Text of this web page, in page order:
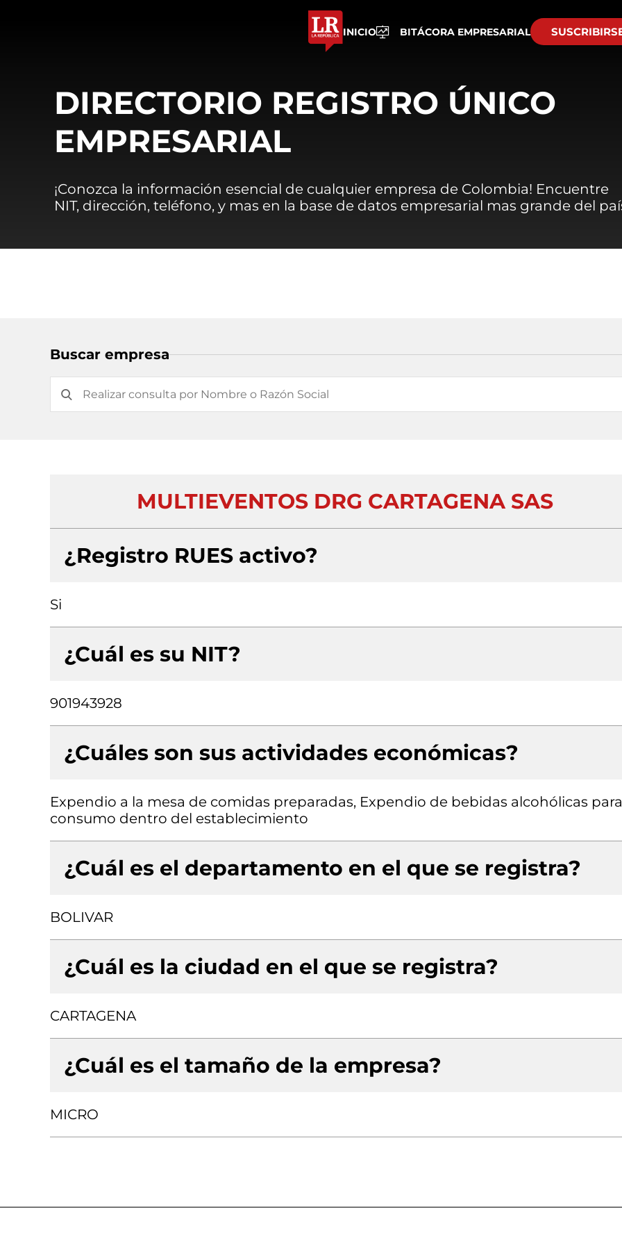
INICIO BITÁCORA EMPRESARIAL
DIRECTORIO REGISTRO ÚNICO
EMPRESARIAL
¡Conozca la información esencial de cualquier empresa de Colombia! Encuentre
NIT, dirección, teléfono, y mas en la base de datos empresarial mas grande del
Buscar empresa
MULTIEVENTOS DRG CARTAGENA SAS
¿Registro RUES activo?
Si
¿Cuál es su NIT?
901943928
¿Cuáles son sus actividades económicas?
Expendio a la mesa de comidas preparadas, Expendio de bebidas alcohólicas
consumo dentro del establecimiento
¿Cuál es el departamento en el que se registra?
BOLIVAR
¿Cuál es la ciudad en el que se registra?
CARTAGENA
¿Cuál es el tamaño de la empresa?
MICRO